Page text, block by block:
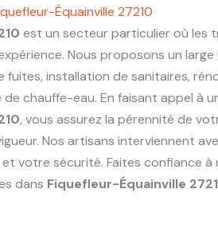
Équainville 27210
est un secteur particulier où les
Nous proposons un large
fuites, installation de sanitaires,
chauffe-eau. En faisant appel à
, vous assurez la pérennité de
Nos artisans interviennent
votre sécurité. Faites confiance à
dans Fiquefleur-Équainville